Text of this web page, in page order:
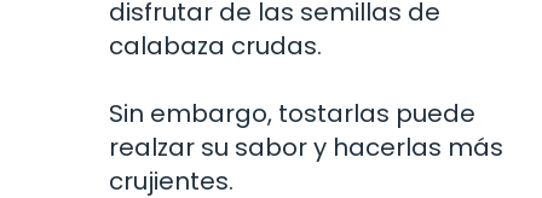
disfrutar de las semillas de
calabaza crudas.
Sin embargo, tostarlas puede
realzar su sabor y hacerlas más
crujientes.